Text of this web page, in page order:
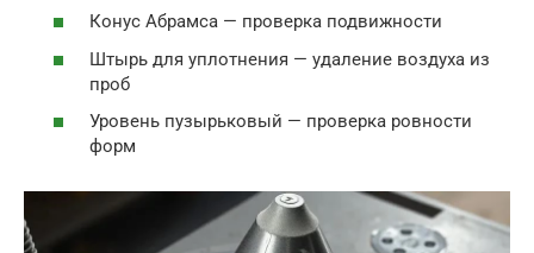
Конус Абрамса — проверка подвижности
Штырь для уплотнения — удаление воздуха из
проб
Уровень пузырьковый — проверка ровности
форм